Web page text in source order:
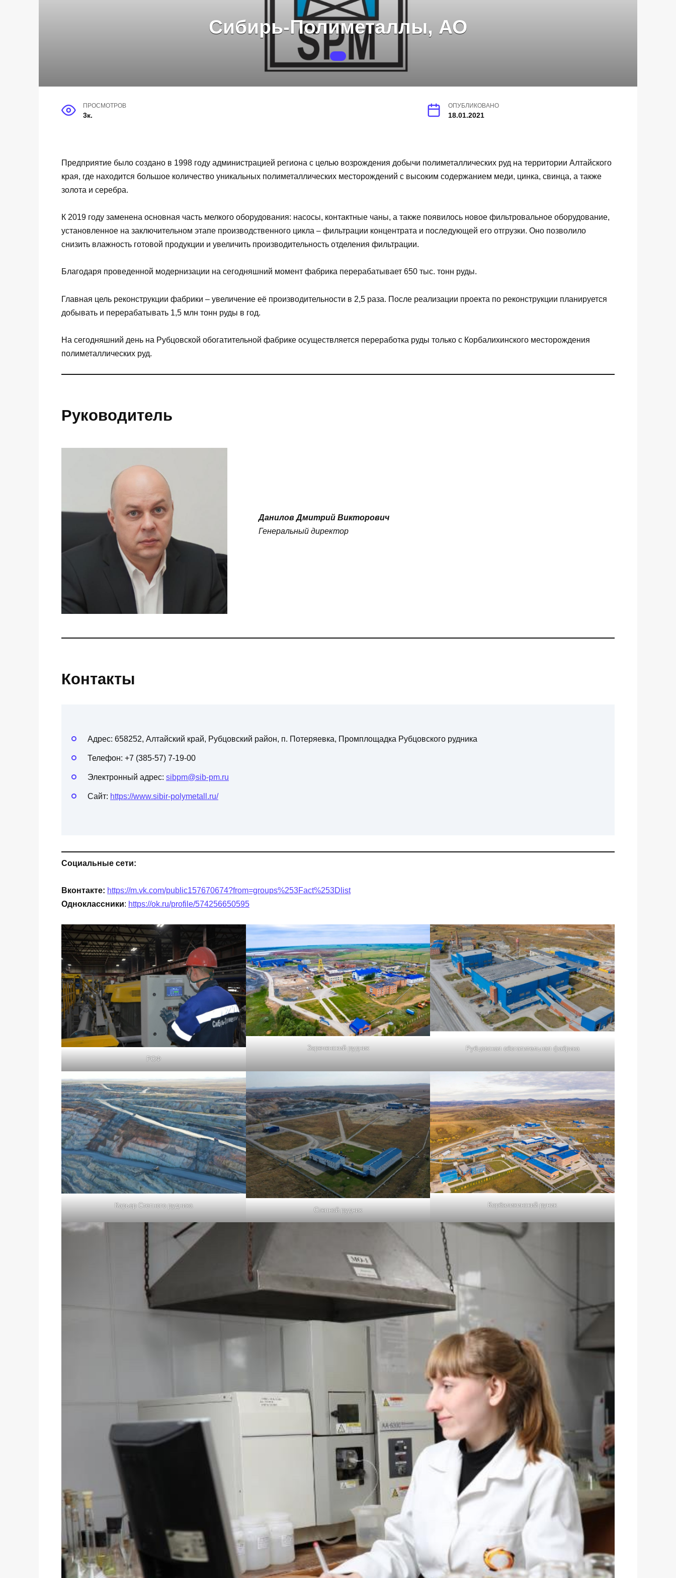
Сибирь-Полиметаллы, АО
ПРОСМОТРОВ
3к.
ОПУБЛИКОВАНО
18.01.2021
Предприятие было создано в 1998 году администрацией региона с целью возрождения добычи полиметаллических руд на территории Алтайского
края, где находится большое количество уникальных полиметаллических месторождений с высоким содержанием меди, цинка, свинца, а также
золота и серебра.
К 2019 году заменена основная часть мелкого оборудования: насосы, контактные чаны, а также появилось новое фильтровальное оборудование,
установленное на заключительном этапе производственного цикла – фильтрации концентрата и последующей его отгрузки. Оно позволило
снизить влажность готовой продукции и увеличить производительность отделения фильтрации.
Благодаря проведенной модернизации на сегодняшний момент фабрика перерабатывает 650 тыс. тонн руды.
Главная цель реконструкции фабрики – увеличение её производительности в 2,5 раза. После реализации проекта по реконструкции планируется
добывать и перерабатывать 1,5 млн тонн руды в год.
На сегодняшний день на Рубцовской обогатительной фабрике осуществляется переработка руды только с Корбалихинского месторождения
полиметаллических руд.
Руководитель
Данилов Дмитрий Викторович
Генеральный директор
Контакты
Адрес: 658252, Алтайский край, Рубцовский район, п. Потеряевка, Промплощадка Рубцовского рудника
Телефон: +7 (385-57) 7-19-00
Электронный адрес: sibpm@sib-pm.ru
Сайт: https://www.sibir-polymetall.ru/
Социальные сети:
Вконтакте: https://m.vk.com/public157670674?from=groups%253Fact%253Dlist
Одноклассники: https://ok.ru/profile/574256650595
РОФ
Зареченский рудник Рубцовская обогатительная фабрика
Карьер Степного рудника
Степной рудник
Корбалихинский руник